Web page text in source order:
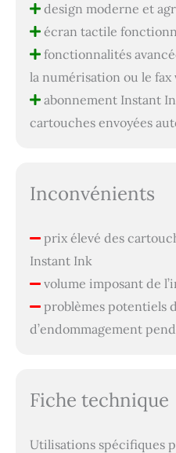
design moderne et
écran tactile
fonctionnalités
la numérisation ou le
abonnement Instant
cartouches envoyées
Inconvénients
prix élevé des
Instant Ink
volume imposant de
problèmes potentiels
d’endommagement
Fiche technique
Utilisations spécifiques